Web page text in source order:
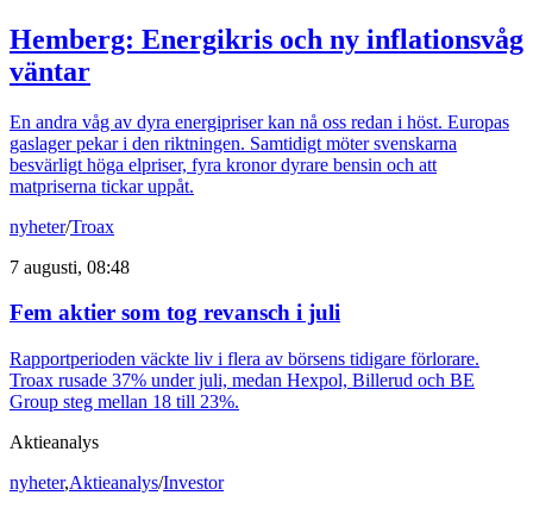
Hemberg: Energikris och ny inflationsvåg
väntar
En andra våg av dyra energipriser kan nå oss redan i höst. Europas
gaslager pekar i den riktningen. Samtidigt möter svenskarna
besvärligt höga elpriser, fyra kronor dyrare bensin och att
matpriserna tickar uppåt.
nyheter/Troax
7 augusti, 08:48
Fem aktier som tog revansch i juli
Rapportperioden väckte liv i flera av börsens tidigare förlorare.
Troax rusade 37% under juli, medan Hexpol, Billerud och BE
Group steg mellan 18 till 23%.
Aktieanalys
nyheter,Aktieanalys/Investor